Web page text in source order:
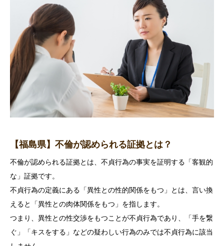
【福島県】不倫が認められる証拠とは？
不倫が認められる証拠とは、不貞行為の事実を証明する「客観的
な」証拠です。
不貞行為の定義にある「異性との性的関係をもつ」とは、言い換
えると「異性との肉体関係をもつ」を指します。
つまり、異性との性交渉をもつことが不貞行為であり、「手を繋
ぐ」「キスをする」などの疑わしい行為のみでは不貞行為に該当